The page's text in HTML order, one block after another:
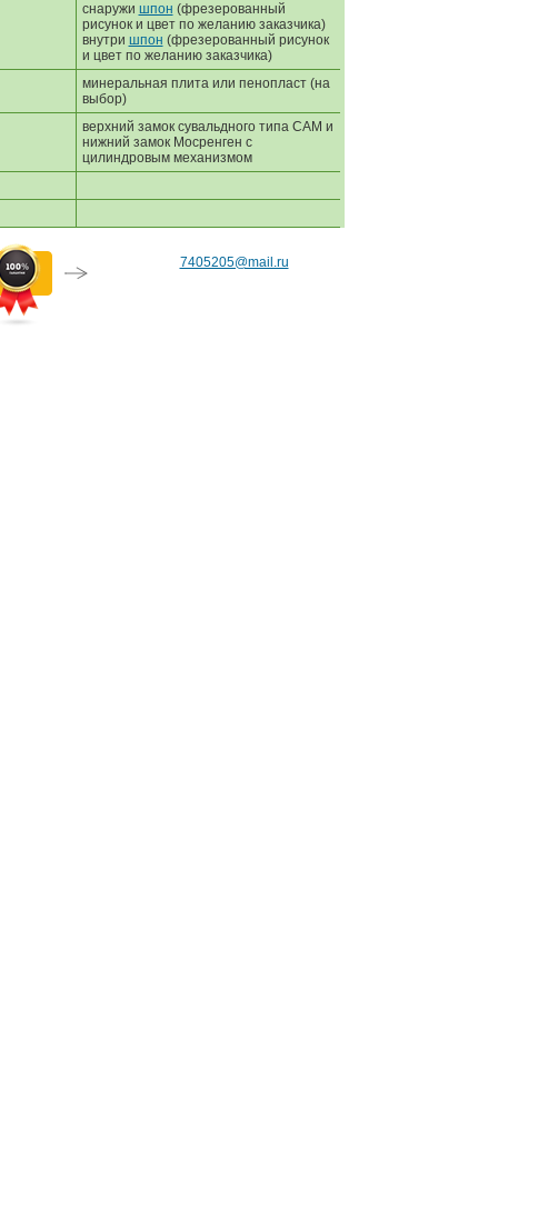
снаружи шпон (фрезерованный
рисунок и цвет по желанию заказчика)
внутри шпон (фрезерованный рисунок
и цвет по желанию заказчика)
минеральная плита или пенопласт (на
выбор)
верхний замок сувальдного типа САМ и
нижний замок Мосренген с
цилиндровым механизмом
7405205@mail.ru